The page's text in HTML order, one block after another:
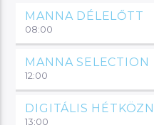
MANNA DÉLELŐTT
08:00
MANNA SELECTION
12:00
DIGITÁLIS
13:00